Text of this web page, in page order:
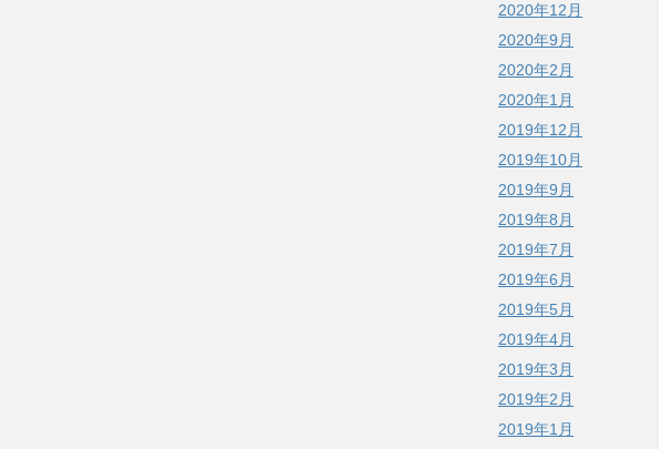
2020年12月
2020年9月
2020年2月
2020年1月
2019年12月
2019年10月
2019年9月
2019年8月
2019年7月
2019年6月
2019年5月
2019年4月
2019年3月
2019年2月
2019年1月